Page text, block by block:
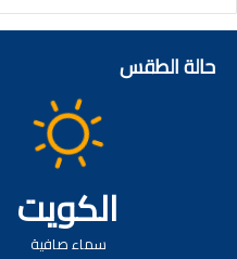
حالة الطقس
الكويت
سماء صافية